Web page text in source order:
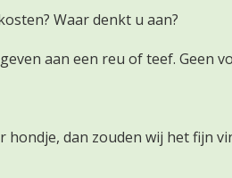
Waar denkt u aan?
aan een reu of teef. Geen
dan zouden wij het fijn